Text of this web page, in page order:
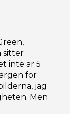
sitter
inte är 5
för
jag
Men